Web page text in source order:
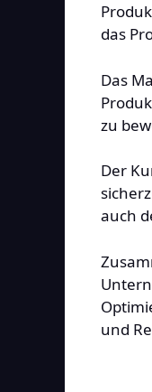
das
Das
zu
Der
auch
und